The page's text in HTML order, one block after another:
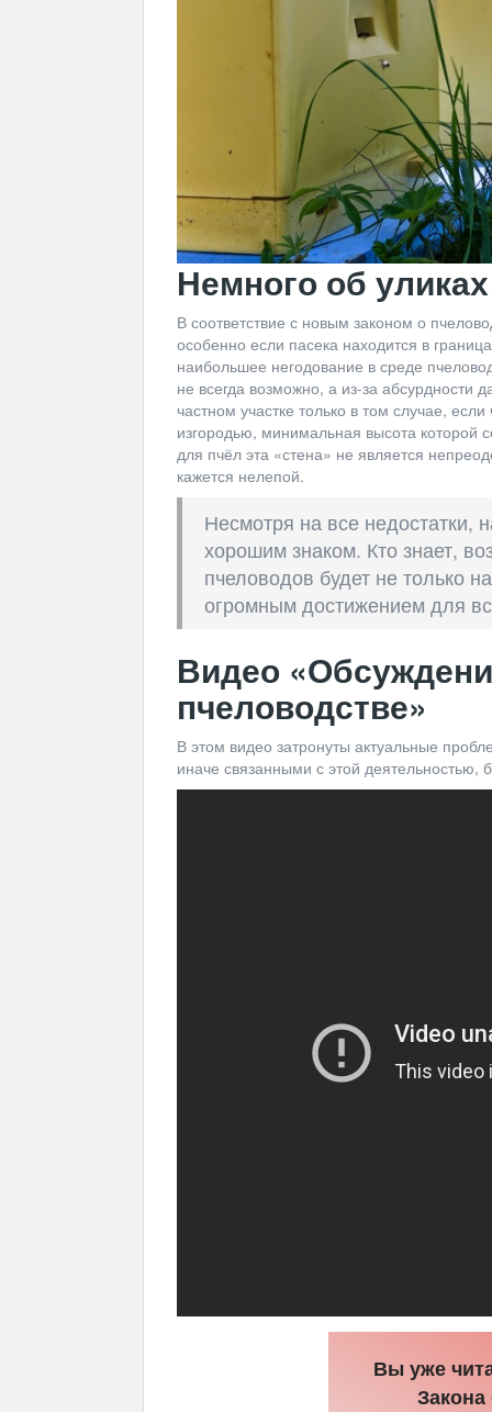
Немного об уликах
В соответствие с новым законом о
особенно если пасека находится в
наибольшее негодование в среде
не всегда возможно, а из-за абсурдности
частном участке только в том случае,
изгородью, минимальная высота которой
для пчёл эта «стена» не является
кажется нелепой.
Несмотря на все недостатки,
хорошим знаком. Кто знает,
пчеловодов будет не только
огромным достижением для
Видео
пчеловодстве»
В этом видео затронуты актуальные
иначе связанными с этой деятельностью,
Вы уже